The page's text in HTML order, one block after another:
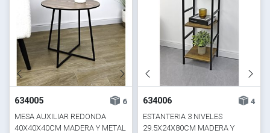
634005
6
MESA AUXILIAR REDONDA
40X40X40CM MADERA Y METAL
634006
4
ESTANTERIA 3 NIVELES
29.5X24X80CM MADERA Y